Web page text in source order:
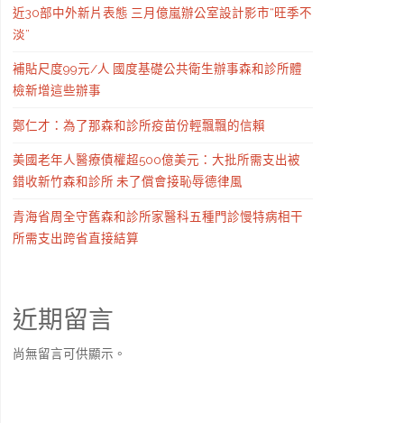
近30部中外新片表態 三月億嵐辦公室設計影市“旺季不
淡”
補貼尺度99元/人 國度基礎公共衛生辦事森和診所體
檢新增這些辦事
鄭仁才：為了那森和診所疫苗份輕飄飄的信賴
美國老年人醫療債權超500億美元：大批所需支出被
錯收新竹森和診所 未了償會接恥辱德律風
青海省周全守舊森和診所家醫科五種門診慢特病相干
所需支出跨省直接結算
近期留言
尚無留言可供顯示。